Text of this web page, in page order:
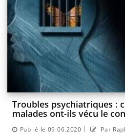
Troubles psychiatriques :
malades ont-ils vécu le
Publié le 09.06.2020 | Par